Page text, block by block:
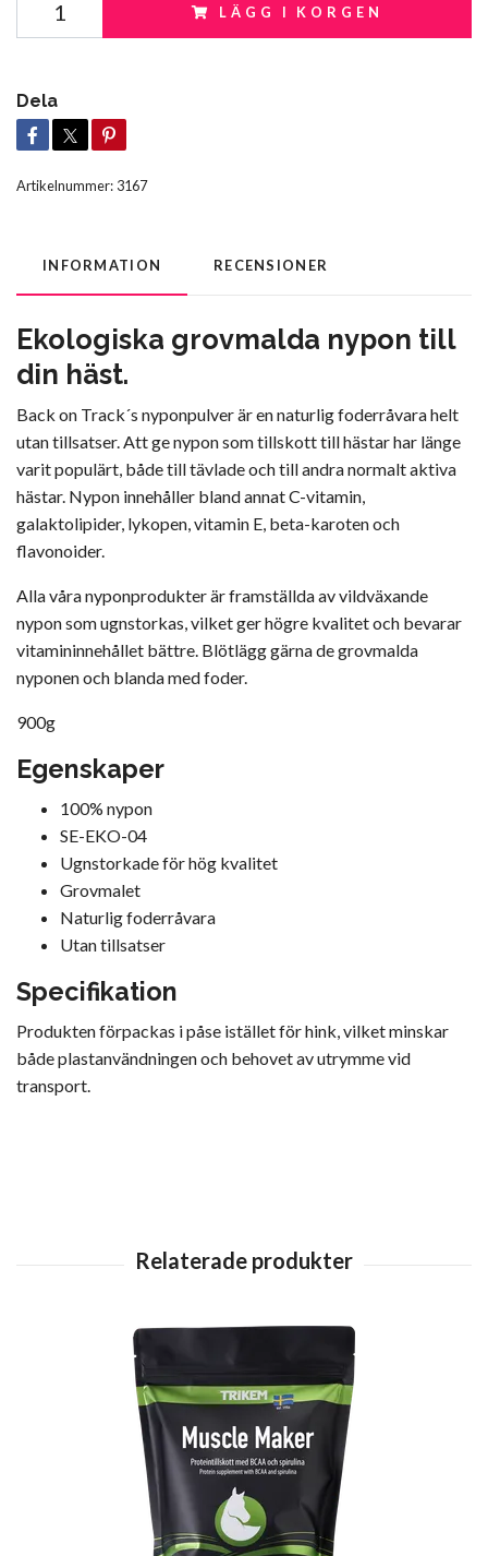
LÄGG I KORGEN
Dela
Artikelnummer: 3167
INFORMATION RECENSIONER
Ekologiska grovmalda nypon till
din häst.
Back on Track´s nyponpulver är en naturlig foderråvara helt
utan tillsatser. Att ge nypon som tillskott till hästar har länge
varit populärt, både till tävlade och till andra normalt aktiva
hästar. Nypon innehåller bland annat C-vitamin,
galaktolipider, lykopen, vitamin E, beta-karoten och
flavonoider.
Alla våra nyponprodukter är framställda av vildväxande
nypon som ugnstorkas, vilket ger högre kvalitet och bevarar
vitamininnehållet bättre. Blötlägg gärna de grovmalda
nyponen och blanda med foder.
900g
Egenskaper
100% nypon
SE-EKO-04
Ugnstorkade för hög kvalitet
Grovmalet
Naturlig foderråvara
Utan tillsatser
Specifikation
Produkten förpackas i påse istället för hink, vilket minskar
både plastanvändningen och behovet av utrymme vid
transport.